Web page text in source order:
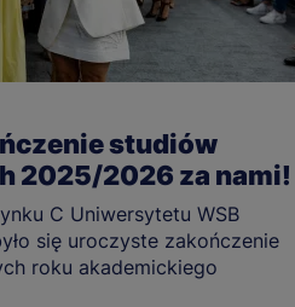
studiów
2025/2026 za nami!
C Uniwersytetu WSB
się uroczyste zakończenie
roku akademickiego